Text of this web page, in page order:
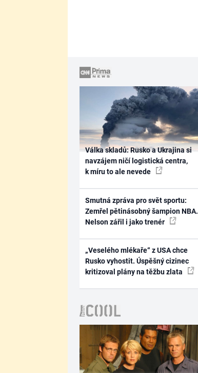
Válka skladů: Rusko a Ukrajina si
navzájem ničí logistická centra,
k míru to ale nevede
Smutná zpráva pro svět sportu:
Zemřel pětinásobný šampion NBA.
Nelson zářil i jako trenér
„Veselého mlékaře“ z USA chce
Rusko vyhostit. Úspěšný cizinec
kritizoval plány na těžbu zlata